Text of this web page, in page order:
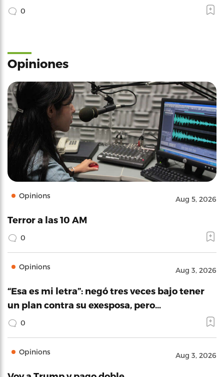
0
Opiniones
Opinions Aug 5, 2026
Terror a las 10 AM
0
Opinions Aug 3, 2026
“Esa es mi letra”: negó tres veces bajo tener
un plan contra su exesposa, pero…
0
Opinions Aug 3, 2026